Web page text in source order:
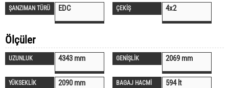
ŞANZIMAN TÜRÜ EDC ÇEKİŞ 4x2
Ölçüler
UZUNLUK 4343 mm GENİŞLİK 2069 mm
YÜKSEKLİK 2090 mm BAGAJ HACMİ 594 lt